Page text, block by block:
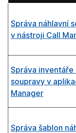
Správa náhlavní
v nástroji Call
Správa inventáře
soupravy v
Manager
Správa šablon